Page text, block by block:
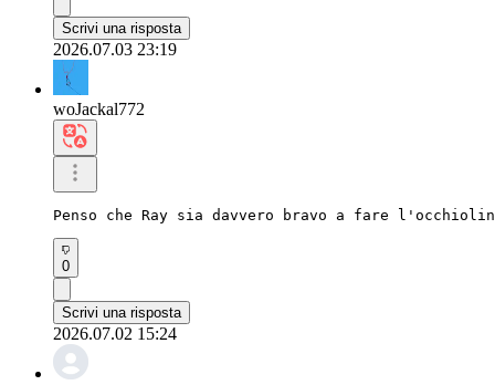
Scrivi una risposta
2026.07.03 23:19
woJackal772
Penso che Ray sia davvero bravo a fare
0
Scrivi una risposta
2026.07.02 15:24